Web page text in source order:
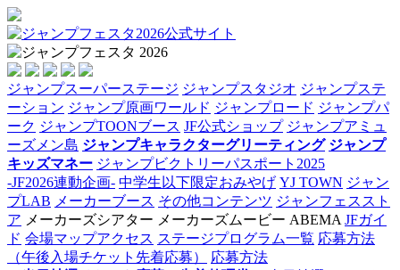
ジャンプスーパーステージ ジャンプスタジオ ジャンプステ
ーション ジャンプ原画ワールド ジャンプロード ジャンプパ
ーク ジャンプTOONブース JF公式ショップ ジャンプアミュ
ーズメン島 ジャンプキャラクターグリーティング ジャンプ
キッズマネー ジャンプビクトリーパスポート2025
-JF2026連動企画- 中学生以下限定おみやげ YJ TOWN ジャン
プLAB メーカーブース その他コンテンツ ジャンフェススト
ア メーカーズシアター メーカーズムービー ABEMA JFガイ
ド 会場マップアクセス ステージプログラム一覧 応募方法
（午後入場チケット先着応募）
応募方法